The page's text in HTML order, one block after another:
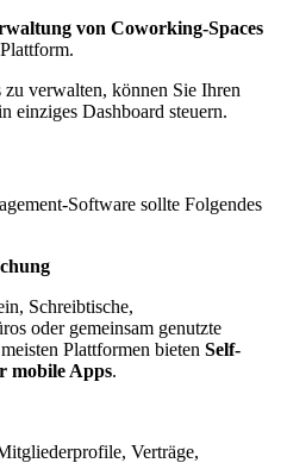
von Coworking-Spaces
verwalten, können Sie Ihren
einziges Dashboard steuern.
Software sollte Folgendes
Schreibtische,
oder gemeinsam genutzte
Plattformen bieten Self-
mobile Apps.
Verträge,